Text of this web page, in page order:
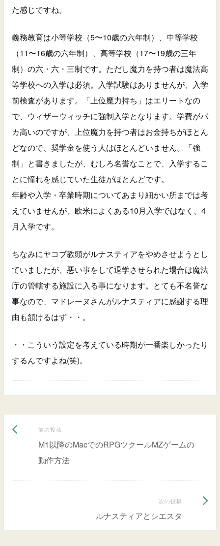
た感じですね。
義務教育は小等学校（5〜10歳の六年制）、中等学校
（11〜16歳の六年制）、高等学校（17〜19歳の三年
制）の六・六・三制です。ただし魔力を持つ者は魔法高
等学校への入学は必須。入学試験はありませんが、入学
前検査があります。「上位魔力持ち」はエリートなの
で、ウィザーウィッチに強制入学となります。学費がバ
カ高いのですが、上位魔力を持つ者はお金持ちがほとん
どなので、奨学金を使う人はほとんどいません。「強
制」と書きましたが、むしろ名誉なことで、入学するこ
とに憧れを感じていた生徒がほとんどです。
年齢や入学・卒業時期についてあまり細かい所までは考
えていませんが、欧米によくある10月入学ではなく、4
月入学です。
ちなみにヤコブ教頭がルナスティアをやめさせようとし
ていましたが、悪い事をして退学させられた場合は魔法
庁の管轄する施設に入る事になります。とても不名誉な
事なので、マドレーヌさんがルナスティアに感謝する理
由も頷けるはず・・。
・・こういう設定を考えている時期が一番楽しかったり
するんですよね(笑)。
投
ー
前の投稿
の
投
M1以降のMacでのRPGツクールMZゲームの
動作方法
次の投稿
ルナスティアとシエスタ
投